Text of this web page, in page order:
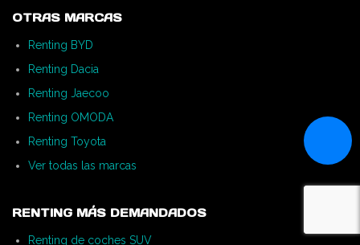
OTRAS MARCAS
Renting BYD
Renting Dacia
Renting Jaecoo
Renting OMODA
Renting Toyota
Ver todas las marcas
RENTING MÁS DEMANDADOS
Renting de coches SUV